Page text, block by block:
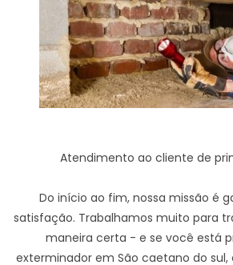
Atendimento ao cliente de
Do início ao fim, nossa missão é
satisfação. Trabalhamos muito para
maneira certa - e se você está
exterminador em São caetano do sul,